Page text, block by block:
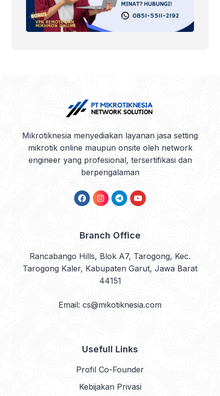
Mikrotiknesia menyediakan layanan jasa setting
mikrotik online maupun onsite oleh network
engineer yang profesional, tersertifikasi dan
berpengalaman
Branch Office
Rancabango Hills, Blok A7, Tarogong, Kec.
Tarogong Kaler, Kabupaten Garut, Jawa Barat
44151
Email: cs@mikotiknesia.com
Usefull Links
Profil Co-Founder
Kebijakan Privasi